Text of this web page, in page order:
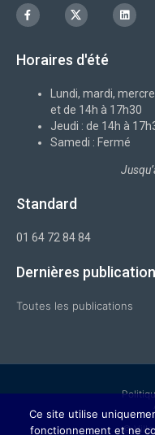
F
a
c
o
I
c
o
x
L
i
n
Horaires d'été
Lundi, mardi,
et de 14h à 17h30
Jeudi : de 14h à
Samedi : Fermé
Standard
01 64 72 84 84
Dernières
Toutes les publications
© Ville
Ce site utilise
fonctionnement et ne